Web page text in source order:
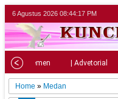
6 Agustus 2026 08:44:18 PM
| Parlemen | Advetorial
Home » Medan